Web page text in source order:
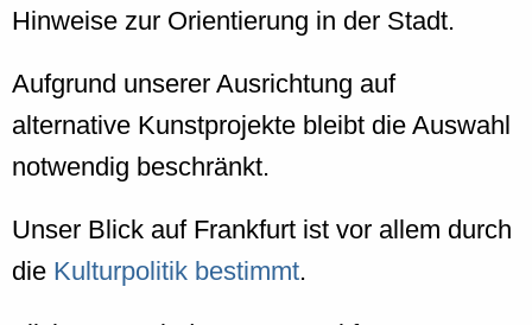
Hinweise zur Orientierung in der Stadt.
Aufgrund unserer Ausrichtung auf
alternative Kunstprojekte bleibt die Auswahl
notwendig beschränkt.
Unser Blick auf Frankfurt ist vor allem durch
die Kulturpolitik bestimmt.